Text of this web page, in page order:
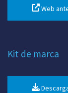
Web
Kit de marca